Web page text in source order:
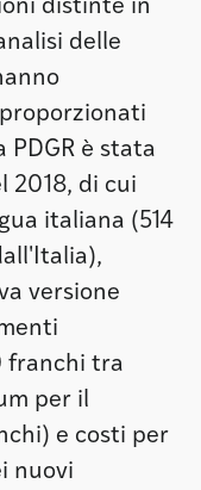
distinte in
delle
è stata
2018, di cui
italiana (514
versione
franchi tra
per il
e costi per
nuovi